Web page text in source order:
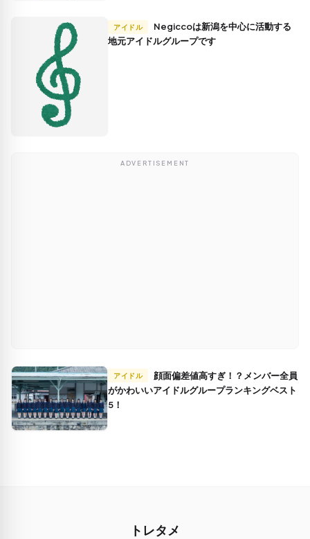
アイドル
地元アイドルグループです
ADVERTISEMENT
アイドル
がかわいいアイドルグループランキングベスト
5！
トレタメ